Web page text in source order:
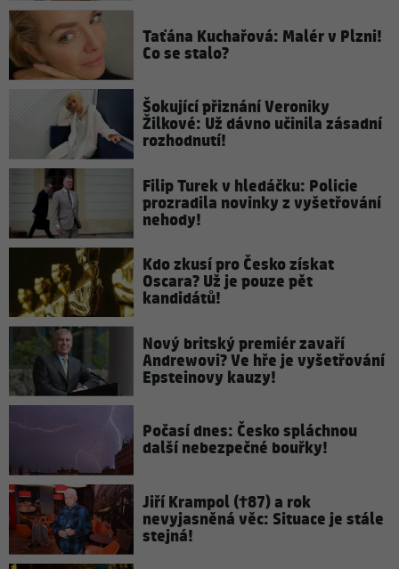
Taťána Kuchařová: Malér v Plzni!
Co se stalo?
Šokující přiznání Veroniky
Žilkové: Už dávno učinila zásadní
rozhodnutí!
Filip Turek v hledáčku: Policie
prozradila novinky z vyšetřování
nehody!
Kdo zkusí pro Česko získat
Oscara? Už je pouze pět
kandidátů!
Nový britský premiér zavaří
Andrewovi? Ve hře je vyšetřování
Epsteinovy kauzy!
Počasí dnes: Česko spláchnou
další nebezpečné bouřky!
Jiří Krampol (†87) a rok
nevyjasněná věc: Situace je stále
stejná!